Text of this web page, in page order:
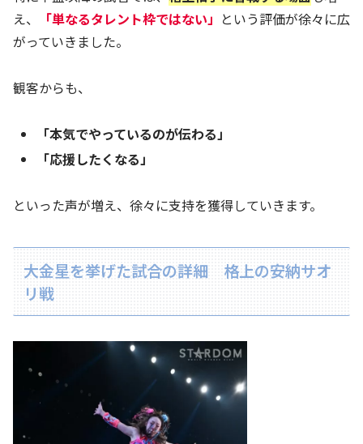
え、
「単なるタレント枠ではない」 という評価が徐々に広
がっていきました。
観客からも、
「本気でやっているのが伝わる」
「応援したくなる」
といった声が増え、徐々に支持を獲得していきます。
大金星を挙げた試合の詳細 格上の安納サオ
リ戦